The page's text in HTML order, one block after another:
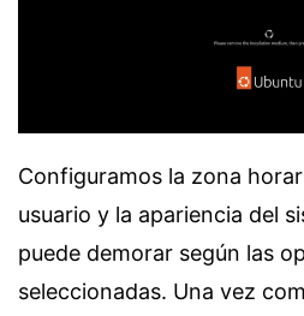
Configuramos la zona
usuario y la apariencia del
puede demorar según las
seleccionadas. Una vez